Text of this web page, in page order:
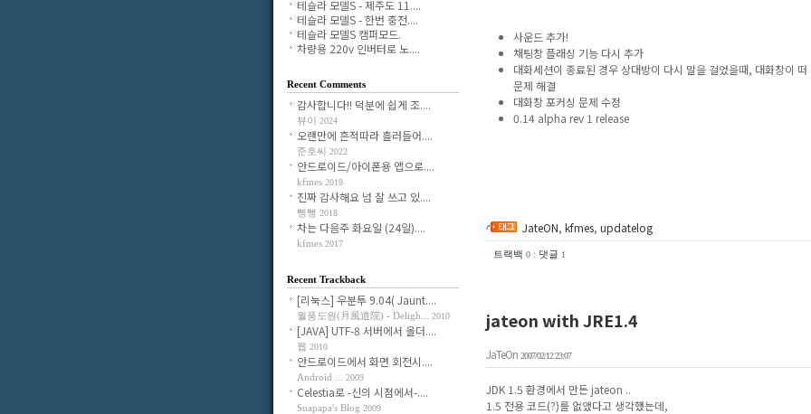
사운드 추가!
채팅창 플래싱 기능 다시 추가
대화세션이 종료된 경우 상대방이 다시 말을 걸었을때, 대화창이
문제 해결
대화창 포커싱 문제 수정
0.14 alpha rev 1 release
JateON, kfmes, updatelog
트랙백 0 : 댓글 1
jateon with JRE1.4
JaTeOn 2007/02/12 23:07
JDK 1.5 환경에서 만든 jateon ..
1.5 전용 코드(?)를 없앴다고 생각했는데,
테슬라 모델S - 제주도 11....
테슬라 모델S - 한번 충전....
테슬라 모델S 캠퍼모드.
차량용 220v 인버터로 노....
Recent Comments
감사합니다!! 덕분에 쉽게 조....
뷰이 2024
오랜만에 흔적따라 흘러들어....
준호씨 2022
안드로이드/아이폰용 앱으로....
kfmes 2018
진짜 감사해요 넘 잘 쓰고 있....
삥뻥 2018
차는 다음주 화요일 (24일)....
kfmes 2017
Recent Trackback
[리눅스] 우분투 9.04( Jaunt....
월풍도원(月風道院) - Deligh... 2010
[JAVA] UTF-8 서버에서 올더....
웹 2010
안드로이드에서 화면 회전시....
Android ... 2009
Celestia로 -신의 시점에서-....
Suapapa's Blog 2009